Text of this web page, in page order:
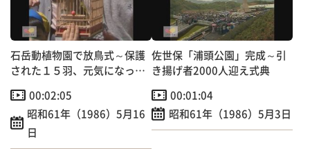
石岳動植物園で放鳥式～保護
された１５羽、元気になって
00:02:05
昭和61年（1986）5月16
日
佐世保「浦頭公園」完成～引
き揚げ者2000人迎え式典
00:01:04
昭和61年（1986）5月3日